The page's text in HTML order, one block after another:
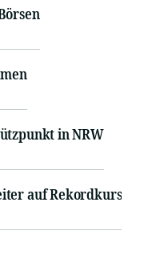
in NRW
auf Rekordkurs